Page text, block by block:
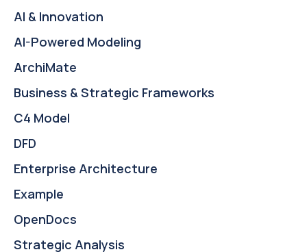
AI & Innovation
AI-Powered Modeling
ArchiMate
Business & Strategic Frameworks
C4 Model
DFD
Enterprise Architecture
Example
OpenDocs
Strategic Analysis